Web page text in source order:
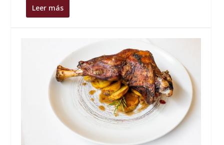
Leer más